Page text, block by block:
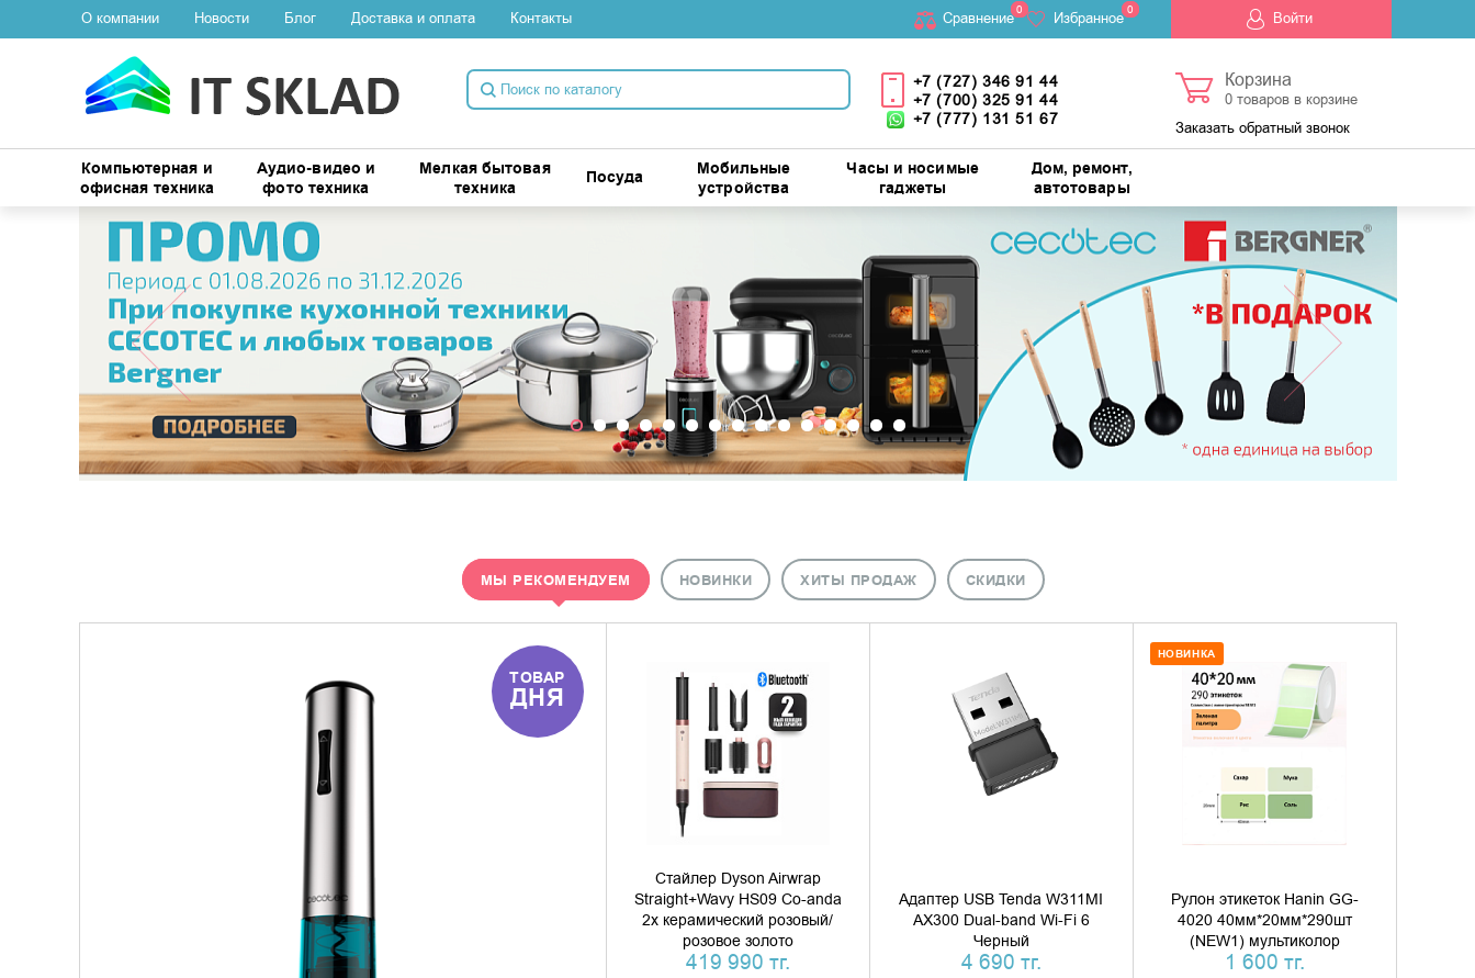
О компании Новости Блог Доставка и оплата Контакты Cравнение0 Избранное 0 Войти
+7 (727) 346 91 44
+7 (700) 325 91 44
+7 (777) 131 51 67
Корзина
0товаров в корзине
Заказать обратный звонок
Компьютерная и
офисная техника
Аудио-видео и
фото техника
Мелкая бытовая
техника
Посуда
Мобильные
устройства
Часы и носимые
гаджеты
Дом, ремонт,
автотовары
МЫ РЕКОМЕНДУЕМ НОВИНКИ ХИТЫ ПРОДАЖ СКИДКИ
ТОВАР
ДНЯ
ДОБАВИТЬ В КОРЗИНУ
КУПИТЬ В 1 КЛИК
Стайлер Dyson Airwrap
Straight+Wavy HS09 Co-anda
2x керамический розовый/
розовое золото
419 990 тг.
ДОБАВИТЬ В КОРЗИНУ
КУПИТЬ В 1 КЛИК
Адаптер USB Tenda W311MI
AX300 Dual-band Wi-Fi 6
Черный
4 690 тг.
ДОБАВИТЬ В КОРЗИНУ
КУПИТЬ В 1 КЛИК
Рулон этикеток Hanin GG-
4020 40мм*20мм*290шт
(NEW1) мультиколор
1 600 тг.
НОВИНКА
ДОБАВИТЬ В КОРЗИНУ
КУПИТЬ В 1 КЛИК